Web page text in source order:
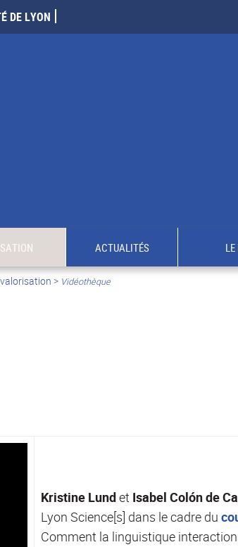
DE LYON
ACTUALITÉS
> Vidéothèque
Kristine Lundet Isabel Colón de
Lyon Science[s] dans le cadre du
Comment la linguistique